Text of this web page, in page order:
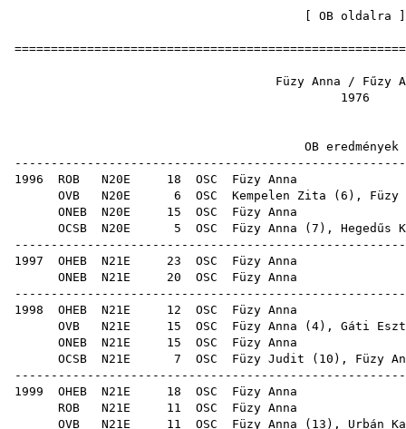
OB oldalra
Füzy Anna /
OB
1996 ROB N20E 18 OSC
OVB N20E 6 OSC Kempelen Zita ( 6 ), Füzy
ONEB N20E 15 OSC
OCSB N20E 5 OSC Füzy Anna ( 7 ), Hegedűs
1997 OHEB N21E 23 OSC
ONEB N21E 20 OSC
1998 OHEB N21E 12 OSC
OVB N21E 15 OSC Füzy Anna ( 4), Gáti
ONEB N21E 15 OSC
OCSB N21E 7 OSC Füzy Judit ( 10 ), Füzy
1999 OHEB N21E 18 OSC
ROB N21E 11 OSC
OVB N21E 11 OSC Füzy Anna ( 13 ), Urbán